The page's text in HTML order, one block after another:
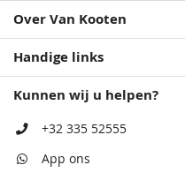
Over Van Kooten
Handige links
Kunnen wij u helpen?
+32 335 52555
App ons